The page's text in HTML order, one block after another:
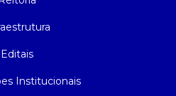
Editais
Institucionais